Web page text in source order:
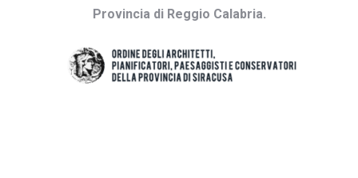
Provincia di Reggio Calabria.